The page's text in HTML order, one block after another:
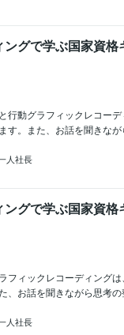
グで学ぶ国家資格
行動グラフィックレコー
す。また、お話を聞きな
人社長
グで学ぶ国家資格
フィックレコーディング
、お話を聞きながら思考
人社長